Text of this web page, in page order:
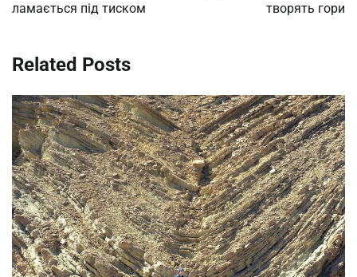
ламається під тиском
творять гори
Related Posts